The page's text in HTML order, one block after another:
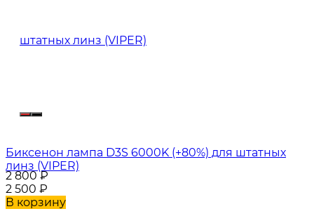
Биксенон лампа D3S 6000K (+80%) для штатных
линз (VIPER)
2 800₽
2 500 ₽
В корзину